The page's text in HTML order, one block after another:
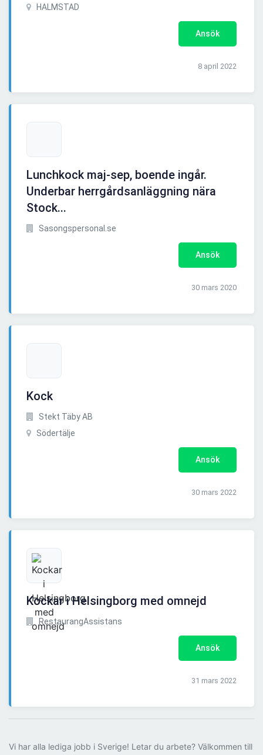
HALMSTAD
Ansök
8 april 2022
Lunchkock maj-sep, boende ingår.
Underbar herrgårdsanläggning nära
Stock...
Sasongspersonal.se
Ansök
30 mars 2020
Kock
Stekt Täby AB
Södertälje
Ansök
30 mars 2022
Kockar i Helsingborg med omnejd
RestaurangAssistans
Ansök
31 mars 2022
Vi har alla lediga jobb i Sverige! Letar du arbete? Välkommen till